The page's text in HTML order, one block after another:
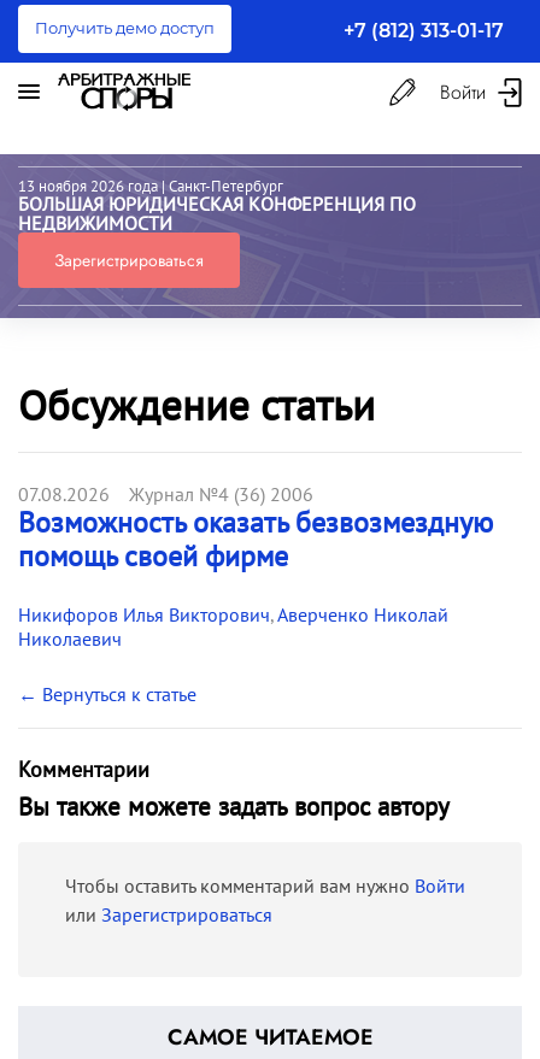
Получить демо доступ +7 (812) 313-01-17
Войти
13 ноября 2026 года | Санкт-Петербург
БОЛЬШАЯ ЮРИДИЧЕСКАЯ КОНФЕРЕНЦИЯ ПО
НЕДВИЖИМОСТИ
Зарегистрироваться
Обсуждение статьи
07.08.2026 Журнал №4 (36) 2006
Возможность оказать безвозмездную
помощь своей фирме
Никифоров Илья Викторович,Аверченко Николай
Николаевич
← Вернуться к статье
Комментарии
Вы также можете задать вопрос автору
Чтобы оставить комментарий вам нужно Войти
или Зарегистрироваться
САМОЕ ЧИТАЕМОЕ